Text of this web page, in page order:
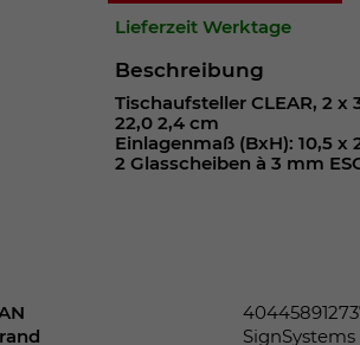
Lieferzeit Werktage
Beschreibung
Tischaufsteller CLEAR, 2 x
22,0 2,4 cm
Einlagenmaß (BxH): 10,5 x
2 Glasscheiben à 3 mm
SignSystems